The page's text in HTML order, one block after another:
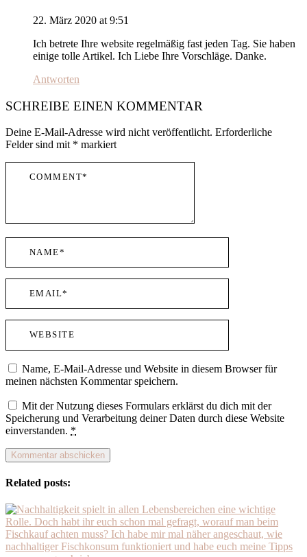
22. März 2020 at 9:51
Ich betrete Ihre website regelmäßig fast jeden Tag. Sie haben
einige tolle Artikel. Ich Liebe Ihre Vorschläge. Danke.
Antworten
SCHREIBE EINEN KOMMENTAR
Deine E-Mail-Adresse wird nicht veröffentlicht. Erforderliche
Felder sind mit * markiert
Name, E-Mail-Adresse und Website in diesem Browser für
meinen nächsten Kommentar speichern.
Mit der Nutzung dieses Formulars erklärst du dich mit der
Speicherung und Verarbeitung deiner Daten durch diese Website
einverstanden. *
Related posts: